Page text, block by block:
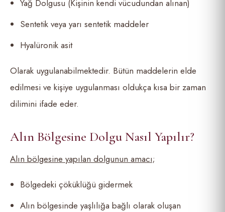
Yağ Dolgusu (Kişinin kendi vücudundan alınan)
Sentetik veya yarı sentetik maddeler
Hyalüronik asit
Olarak uygulanabilmektedir. Bütün maddelerin elde
edilmesi ve kişiye uygulanması oldukça kısa bir zaman
dilimini ifade eder.
Alın Bölgesine Dolgu Nasıl Yapılır?
Alın bölgesine yapılan dolgunun amacı;
Bölgedeki çöküklüğü gidermek
Alın bölgesinde yaşlılığa bağlı olarak oluşan